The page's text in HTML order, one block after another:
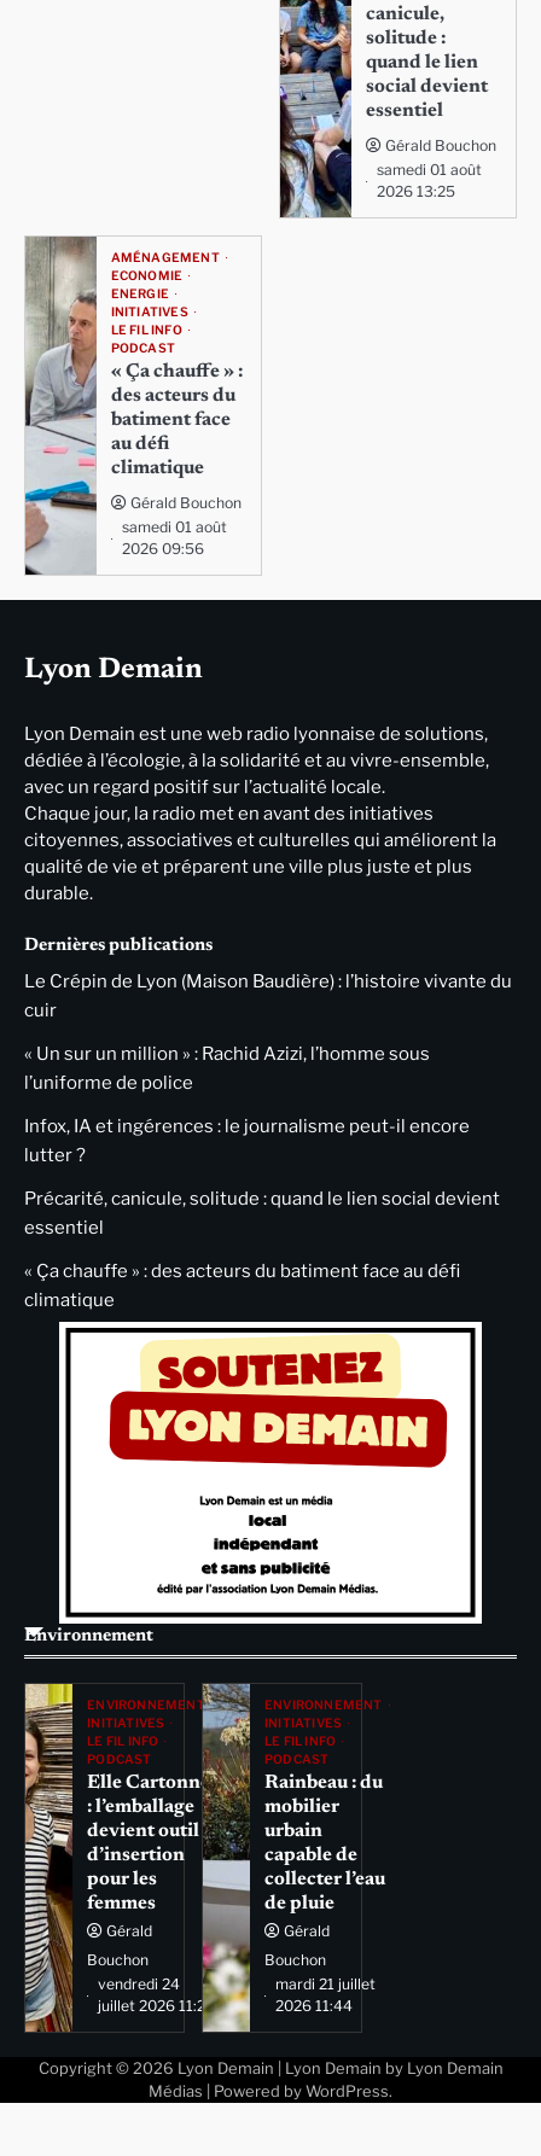
canicule,
solitude :
quand le lien
social devient
essentiel
Gérald Bouchon
samedi 01 août
2026 13:25
AMÉNAGEMENT
ECONOMIE
ENERGIE
INITIATIVES
LE FIL INFO
PODCAST
« Ça chauffe » :
des acteurs du
batiment face
au défi
climatique
Gérald Bouchon
samedi 01 août
2026 09:56
Lyon Demain
Lyon Demain est une web radio lyonnaise de solutions,
dédiée à l’écologie, à la solidarité et au vivre-ensemble,
avec un regard positif sur l’actualité locale.
Chaque jour, la radio met en avant des initiatives
citoyennes, associatives et culturelles qui améliorent la
qualité de vie et préparent une ville plus juste et plus
durable.
Dernières publications
Le Crépin de Lyon (Maison Baudière) : l’histoire vivante du
cuir
« Un sur un million » : Rachid Azizi, l’homme sous
l’uniforme de police
Infox, IA et ingérences : le journalisme peut-il encore
lutter ?
Précarité, canicule, solitude : quand le lien social devient
essentiel
« Ça chauffe » : des acteurs du batiment face au défi
climatique
Environnement
ENVIRONNEMENT
INITIATIVES
LE FIL INFO
PODCAST
Elle Cartonne
: l’emballage
devient outil
d’insertion
pour les
femmes
Gérald
Bouchon
vendredi 24
juillet 2026 11:29
ENVIRONNEMENT
INITIATIVES
LE FIL INFO
PODCAST
Rainbeau : du
mobilier
urbain
capable de
collecter l’eau
de pluie
Gérald
Bouchon
mardi 21 juillet
2026 11:44
Copyright © 2026 Lyon Demain | Lyon Demain by Lyon Demain
Médias | Powered by WordPress.